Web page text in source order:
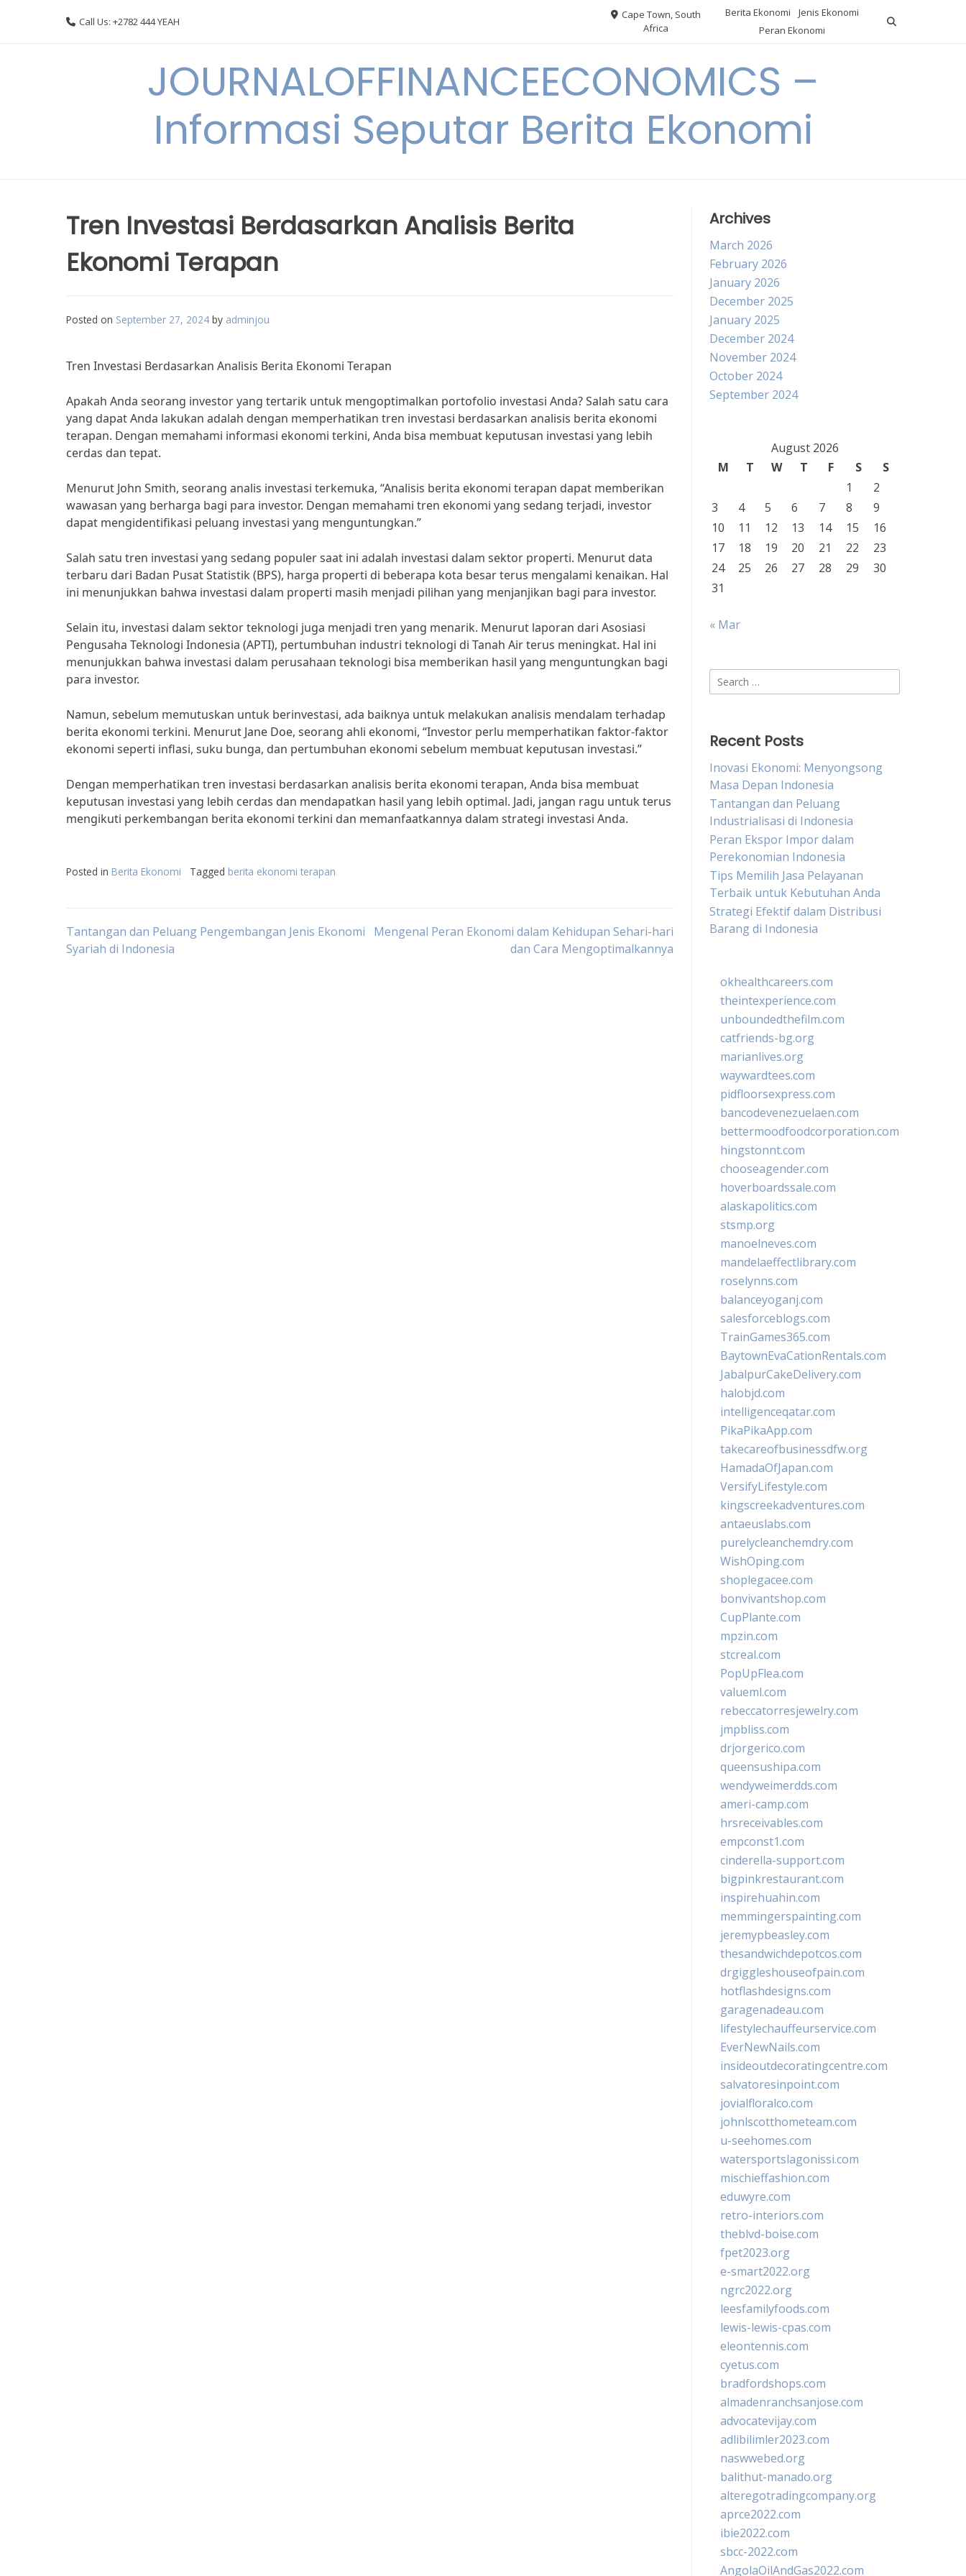
Call Us: +2782 444 YEAH
Cape Town, South
Africa
Berita Ekonomi
Jenis Ekonomi
Peran Ekonomi
JOURNALOFFINANCEECONOMICS –
Informasi Seputar Berita Ekonomi
Tren Investasi Berdasarkan Analisis Berita
Ekonomi Terapan
Posted on September 27, 2024 by adminjou
Tren Investasi Berdasarkan Analisis Berita Ekonomi Terapan
Apakah Anda seorang investor yang tertarik untuk mengoptimalkan portofolio investasi Anda? Salah satu cara
yang dapat Anda lakukan adalah dengan memperhatikan tren investasi berdasarkan analisis berita ekonomi
terapan. Dengan memahami informasi ekonomi terkini, Anda bisa membuat keputusan investasi yang lebih
cerdas dan tepat.
Menurut John Smith, seorang analis investasi terkemuka, “Analisis berita ekonomi terapan dapat memberikan
wawasan yang berharga bagi para investor. Dengan memahami tren ekonomi yang sedang terjadi, investor
dapat mengidentifikasi peluang investasi yang menguntungkan.”
Salah satu tren investasi yang sedang populer saat ini adalah investasi dalam sektor properti. Menurut data
terbaru dari Badan Pusat Statistik (BPS), harga properti di beberapa kota besar terus mengalami kenaikan. Hal
ini menunjukkan bahwa investasi dalam properti masih menjadi pilihan yang menjanjikan bagi para investor.
Selain itu, investasi dalam sektor teknologi juga menjadi tren yang menarik. Menurut laporan dari Asosiasi
Pengusaha Teknologi Indonesia (APTI), pertumbuhan industri teknologi di Tanah Air terus meningkat. Hal ini
menunjukkan bahwa investasi dalam perusahaan teknologi bisa memberikan hasil yang menguntungkan bagi
para investor.
Namun, sebelum memutuskan untuk berinvestasi, ada baiknya untuk melakukan analisis mendalam terhadap
berita ekonomi terkini. Menurut Jane Doe, seorang ahli ekonomi, “Investor perlu memperhatikan faktor-faktor
ekonomi seperti inflasi, suku bunga, dan pertumbuhan ekonomi sebelum membuat keputusan investasi.”
Dengan memperhatikan tren investasi berdasarkan analisis berita ekonomi terapan, Anda bisa membuat
keputusan investasi yang lebih cerdas dan mendapatkan hasil yang lebih optimal. Jadi, jangan ragu untuk terus
mengikuti perkembangan berita ekonomi terkini dan memanfaatkannya dalam strategi investasi Anda.
Posted in Berita Ekonomi Tagged berita ekonomi terapan
Post
Tantangan dan Peluang Pengembangan Jenis Ekonomi
Syariah di Indonesia
Mengenal Peran Ekonomi dalam Kehidupan Sehari-hari
dan Cara Mengoptimalkannya
Archives
March 2026
February 2026
January 2026
December 2025
January 2025
December 2024
November 2024
October 2024
September 2024
August 2026
M
T W T F S
S
1
2
3
4 5 6 7 8
9
10
11 12 13 14 15
16
17
18 19 20 21 22
23
24
25 26 27 28 29
30
31
« Mar
Search
for:
Recent Posts
Inovasi Ekonomi: Menyongsong
Masa Depan Indonesia
Tantangan dan Peluang
Industrialisasi di Indonesia
Peran Ekspor Impor dalam
Perekonomian Indonesia
Tips Memilih Jasa Pelayanan
Terbaik untuk Kebutuhan Anda
Strategi Efektif dalam Distribusi
Barang di Indonesia
okhealthcareers.com
theintexperience.com
unboundedthefilm.com
catfriends-bg.org
marianlives.org
waywardtees.com
pidfloorsexpress.com
bancodevenezuelaen.com
bettermoodfoodcorporation.com
hingstonnt.com
chooseagender.com
hoverboardssale.com
alaskapolitics.com
stsmp.org
manoelneves.com
mandelaeffectlibrary.com
roselynns.com
balanceyoganj.com
salesforceblogs.com
TrainGames365.com
BaytownEvaCationRentals.com
JabalpurCakeDelivery.com
halobjd.com
intelligenceqatar.com
PikaPikaApp.com
takecareofbusinessdfw.org
HamadaOfJapan.com
VersifyLifestyle.com
kingscreekadventures.com
antaeuslabs.com
purelycleanchemdry.com
WishOping.com
shoplegacee.com
bonvivantshop.com
CupPlante.com
mpzin.com
stcreal.com
PopUpFlea.com
valueml.com
rebeccatorresjewelry.com
jmpbliss.com
drjorgerico.com
queensushipa.com
wendyweimerdds.com
ameri-camp.com
hrsreceivables.com
empconst1.com
cinderella-support.com
bigpinkrestaurant.com
inspirehuahin.com
memmingerspainting.com
jeremypbeasley.com
thesandwichdepotcos.com
drgiggleshouseofpain.com
hotflashdesigns.com
garagenadeau.com
lifestylechauffeurservice.com
EverNewNails.com
insideoutdecoratingcentre.com
salvatoresinpoint.com
jovialfloralco.com
johnlscotthometeam.com
u-seehomes.com
watersportslagonissi.com
mischieffashion.com
eduwyre.com
retro-interiors.com
theblvd-boise.com
fpet2023.org
e-smart2022.org
ngrc2022.org
leesfamilyfoods.com
lewis-lewis-cpas.com
eleontennis.com
cyetus.com
bradfordshops.com
almadenranchsanjose.com
advocatevijay.com
adlibilimler2023.com
naswwebed.org
balithut-manado.org
alteregotradingcompany.org
aprce2022.com
ibie2022.com
sbcc-2022.com
AngolaOilAndGas2022.com